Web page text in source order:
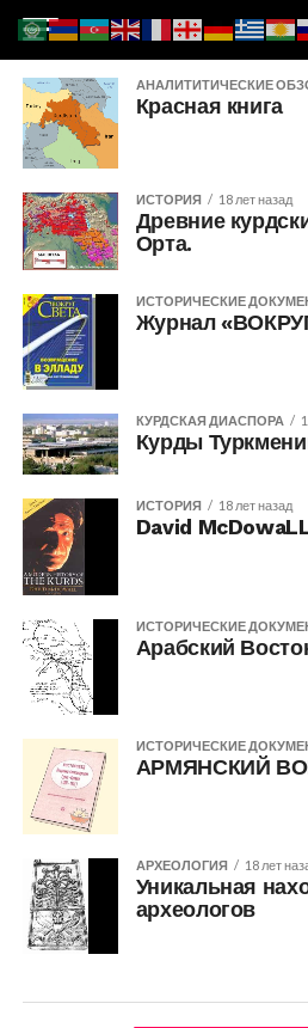
АНАЛИТИТИЧЕСКИЕ
Красная книга
ИСТОРИЯ 18 лет назад
Древние
Орта.
ИСТОРИЧЕСКИЕ
Журнал
КУРДСКАЯ ДИАСПОРА
Курды
ИСТОРИЯ 18 лет назад
David
ИСТОРИЧЕСКИЕ
Арабский
ИСТОРИЧЕСКИЕ
АРМЯНСКИЙ
АРХЕОЛОГИЯ 18 лет
Уникальная
археологов